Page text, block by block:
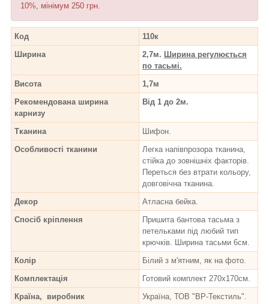
10%, мінімум 250 грн.
Код
110к
Ширина
2,7м. Ширина регулюється
по тасьмі.
Висота
1,7м
Рекомендована ширина
карнизу
Від 1 до 2м.
Тканина
Шифон.
Особливості тканини
Легка напівпрозора тканина,
стійка до зовнішніх факторів.
Переться без втрати кольору,
довговічна тканина.
Декор
Атласна бейка.
Спосіб кріплення
Пришита бантова тасьма з
петельками під любий тип
крючків. Ширина тасьми 6см.
Колір
Білий з м'ятним, як на фото.
Комплектація
Готовий комплект 270х170см.
Країна, виробник
Україна, ТОВ "ВР-Текстиль".